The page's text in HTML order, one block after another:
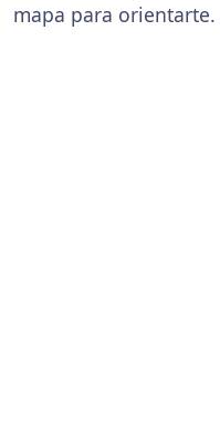
mapa para orientarte.